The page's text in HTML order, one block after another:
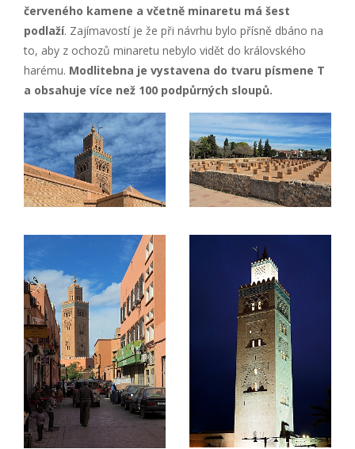
červeného kamene a včetně minaretu má šest
podlaží. Zajímavostí je že při návrhu bylo přísně dbáno na
to, aby z ochozů minaretu nebylo vidět do královského
harému. Modlitebna je vystavena do tvaru písmene T
a obsahuje více než 100 podpůrných sloupů.